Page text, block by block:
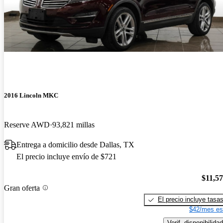
2016 Lincoln MKC
Reserve AWD 93,821 millas
Entrega a domicilio desde Dallas, TX
El precio incluye envío de $721
Gran oferta
El precio incluye tasas
$42/mes